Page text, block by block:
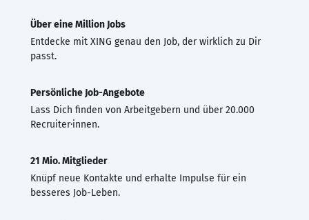
Über eine Million Jobs
Entdecke mit XING genau den Job, der wirklich zu Dir
passt.
Persönliche Job-Angebote
Lass Dich finden von Arbeitgebern und über 20.000
Recruiter·innen.
21 Mio. Mitglieder
Knüpf neue Kontakte und erhalte Impulse für ein
besseres Job-Leben.